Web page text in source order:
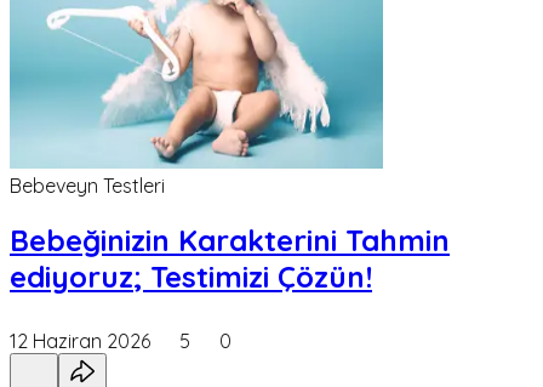
Bebeveyn Testleri
Bebeğinizin Karakterini Tahmin
ediyoruz; Testimizi Çözün!
12 Haziran 2026 5 0